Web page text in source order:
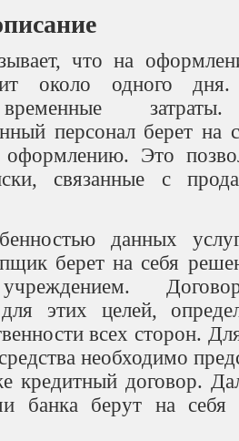
что на
около одного
персонал берет на
Это
связанные с
данных
берет на себя
этих целей,
всех сторон.
необходимо
кредитный договор.
банка берут на себя